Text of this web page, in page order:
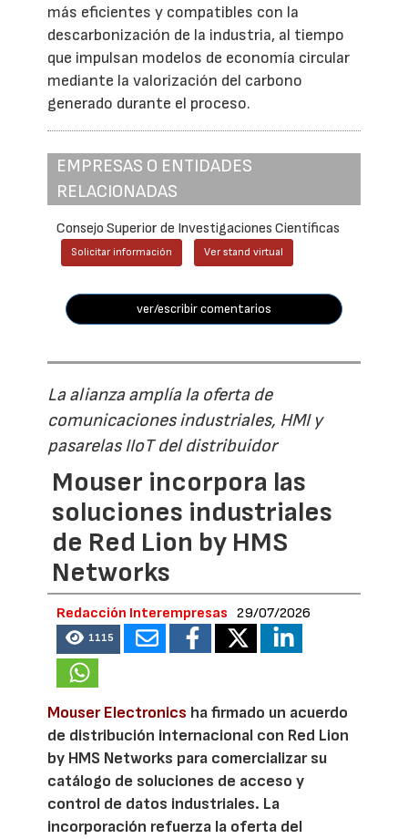
más eficientes y compatibles con la
descarbonización de la industria, al tiempo
que impulsan modelos de economía circular
mediante la valorización del carbono
generado durante el proceso.
EMPRESAS O ENTIDADES
RELACIONADAS
Consejo Superior de Investigaciones Científicas
Solicitar información Ver stand virtual
ver/escribir comentarios
La alianza amplía la oferta de
comunicaciones industriales, HMI y
pasarelas IIoT del distribuidor
Mouser incorpora las
soluciones industriales
de Red Lion by HMS
Networks
Redacción Interempresas 29/07/2026
1115
Mouser Electronics ha firmado un acuerdo
de distribución internacional con Red Lion
by HMS Networks para comercializar su
catálogo de soluciones de acceso y
control de datos industriales. La
incorporación refuerza la oferta del